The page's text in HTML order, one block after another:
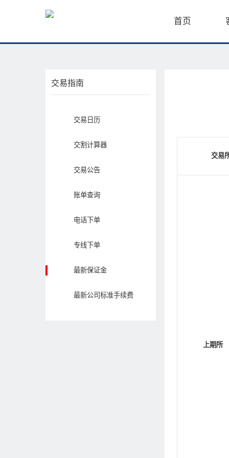
首页
交易指南
交易日历
交割计算器
交易公告
账单查询
电话下单
专线下单
最新保证金
最新公司标准手续费
交易
上期所